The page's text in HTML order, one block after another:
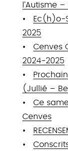
l’Autisme
Ec(h)o-
2025
Cenves
2024-2025
(Jullié –
Ce
Cenves